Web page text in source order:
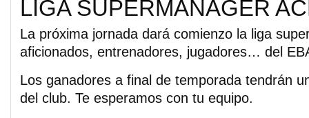
LIGA SUPERMANAGER
La próxima jornada dará comienzo la liga
aficionados, entrenadores, jugadores… del
Los ganadores a final de temporada tendrán
del club. Te esperamos con tu equipo.